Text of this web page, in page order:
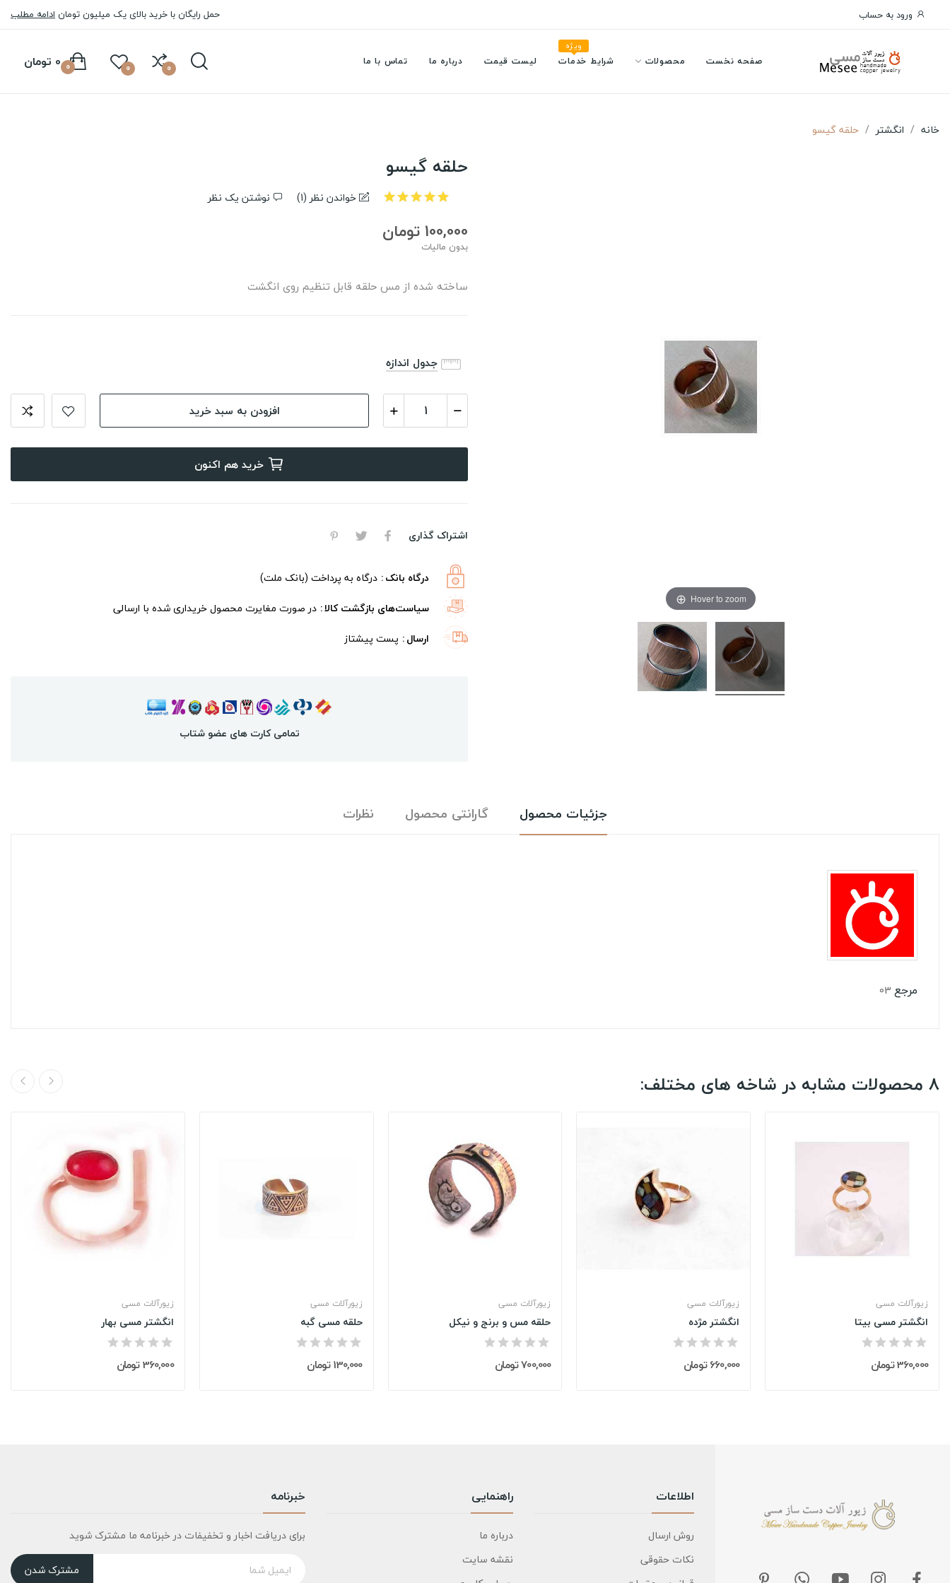
ورود به حساب حمل رایگان با خرید بالای یک میلیون تومان ادامه مطلب
صفحه نخست محصولات شرایط خدمات
ویژه
لیست قیمت درباره ما تماس با ما 0
0 0 تومان 0
خانه انگشتر حلقه گیسو
Hover to zoom
حلقه گیسو
خواندن نظر (1
) نوشتن یک نظر
100,000 تومان
بدون مالیات
ساخته شده از مس حلقه قابل تنظیم روی انگشت
جدول اندازه
افزودن به سبد خرید
خرید هم اکنون
اشتراک گذاری
درگاه بانک درگاه به پرداخت (بانک ملت)
سیاست‌های بازگشت کالا در صورت مغایرت محصول خریداری شده با ارسالی
ارسال پست پیشتاز
تمامی کارت های عضو شتاب
جزئیات محصول گارانتی محصول نظرات
مرجع 03
8 محصولات مشابه در شاخه های مختلف:
زیورآلات مسی
انگشتر مسی بهار
360,000 تومان
زیورآلات مسی
حلقه مسی گبه
130,000 تومان
زیورآلات مسی
حلقه مس و برنج و نیکل
700,000 تومان
زیورآلات مسی
انگشتر مژده
660,000 تومان
زیورآلات مسی
انگشتر مسی بیتا
360,000 تومان
اطلاعات
روش ارسال
نکات حقوقی
راهنمایی
درباره ما
نقشه سایت
خبرنامه
برای دریافت اخبار و تخفیفات در خبرنامه ما مشترک شوید
مشترک شدن